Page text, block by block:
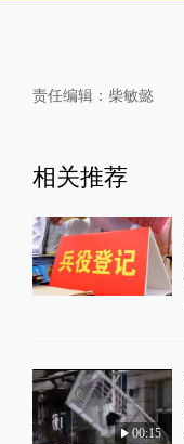
责任编辑： 柴敏懿
相关推荐
00:15